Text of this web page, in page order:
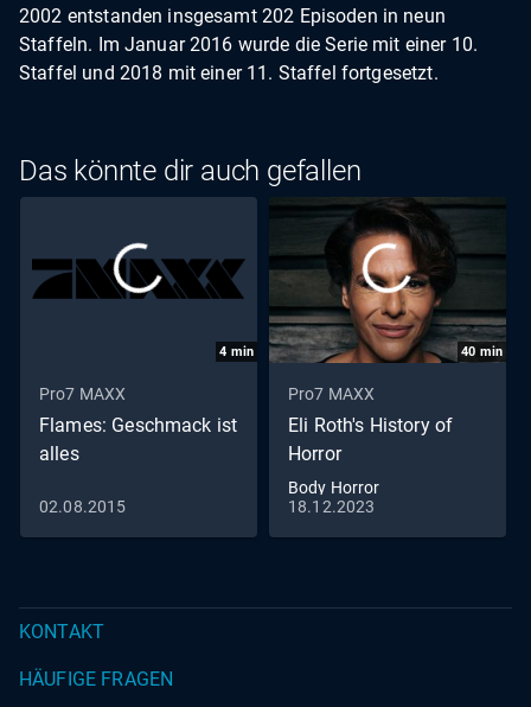
2002 entstanden insgesamt 202 Episoden in neun
Staffeln. Im Januar 2016 wurde die Serie mit einer 10.
Staffel und 2018 mit einer 11. Staffel fortgesetzt.
Das könnte dir auch gefallen
4 min
Pro7 MAXX
Flames: Geschmack ist
alles
02.08.2015
40 min
Pro7 MAXX
Eli Roth's History of
Horror
Body Horror
18.12.2023
KONTAKT
HÄUFIGE FRAGEN